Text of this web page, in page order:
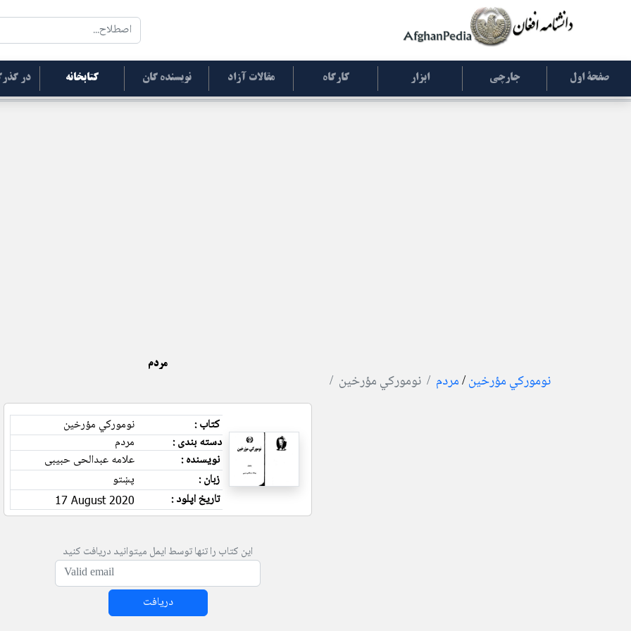
صفحۀ اول جارچی ابزار کارگاه مقالات آزاد نویسنده گان کتابخانه در
مردم
نومورکي مؤرخین/مردم نومورکي مؤرخین
کتاب :
نومورکي مؤرخین
دسته بندی :
مردم
نویسنده :
علامه عبدالحی حبیبی
زبان :
پښتو
تاریخ اپلود :
17 August 2020
این کتاب را تنها توسط ایمل میتوانید دریافت کنید
دریافت